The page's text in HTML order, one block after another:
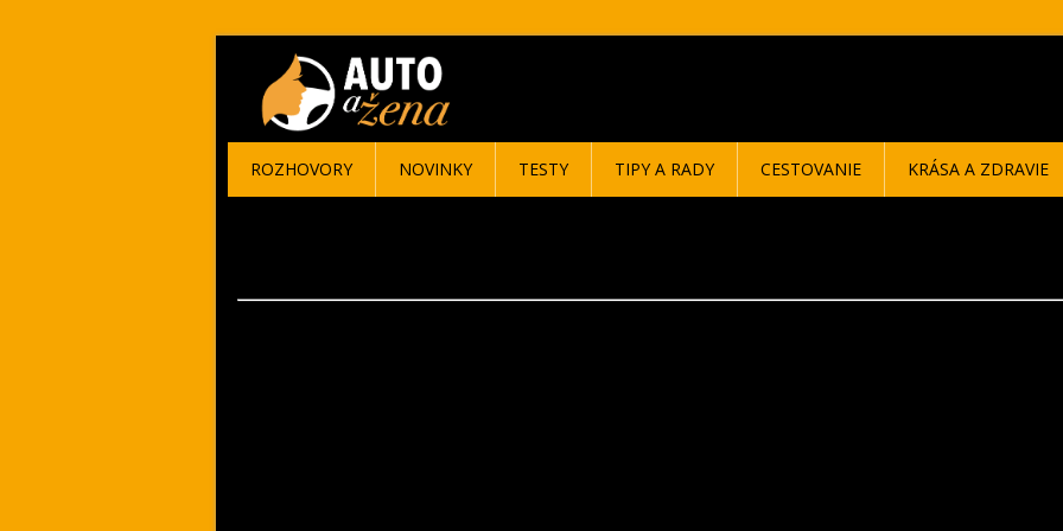
ROZHOVORY NOVINKY TESTY TIPY A RADY CESTOVANIE KRÁSA A ZDRAVIE